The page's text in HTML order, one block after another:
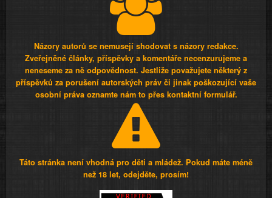
Názory autorů se nemusejí shodovat s názory redakce.
Zveřejněné články, příspěvky a komentáře necenzurujeme a
neneseme za ně odpovědnost. Jestliže považujete některý z
příspěvků za porušení autorských práv či jinak poškozující vaše
osobní práva oznamte nám to přes kontaktní formulář.
Táto stránka není vhodná pro děti a mládež. Pokud máte méně
než 18 let, odejděte, prosím!